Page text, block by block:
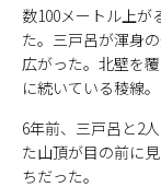
数100メートル上が
た。三戸呂が渾身
広がった。北壁を
に続いている稜線
6年前、三戸呂と2
た山頂が目の前に
ちだった。